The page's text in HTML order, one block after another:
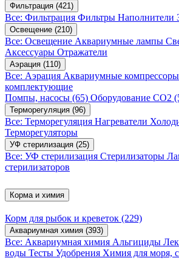
Фильтрация (421)
Все: Фильтрация Фильтры Наполнители
Освещение (210)
Все: Освещение Аквариумные лампы
Аксессуары Отражатели
Аэрация (110)
Все: Аэрация Аквариумные компрессоры
комплектующие
Помпы, насосы (65) Оборудование CO2
Терморегуляция (96)
Все: Терморегуляция Нагреватели
Терморегуляторы
УФ стерилизация (25)
Все: УФ стерилизация Стерилизаторы
стерилизаторов
Корма и химия
Корм для рыбок и креветок (229)
Аквариумная химия (393)
Все: Аквариумная химия Альгициды
воды Тесты Удобрения Химия для моря,